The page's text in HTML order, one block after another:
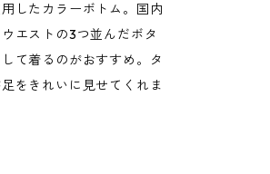
したカラーボトム。国内
エストの3つ並んだボタ
て着るのがおすすめ。タ
をきれいに見せてくれま